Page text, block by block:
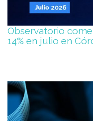
Observatorio
14% en julio en